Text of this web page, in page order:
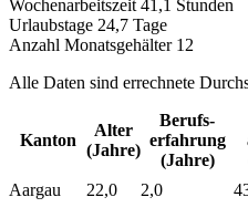
Wochenarbeitszeit 41,1 Stunden
Urlaubstage 24,7 Tage
Anzahl Monatsgehälter 12
Alle Daten sind errechnete
Kanton
Alter
(Jahre)
Berufs­
erfahrung
(Jahre)
Aargau 22,0 2,0